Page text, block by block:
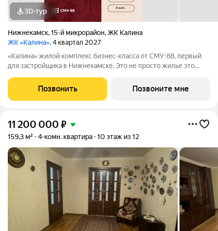
3D-тур
Нижнекамск,15-й микрорайон,ЖК Калина
ЖК «Калина», 4 квартал 2027
«Калина» жилой комплекс бизнес-класса от СМУ-88, первый
для застройщика в Нижнекамске. Это не просто жилье это
сделать ее ярче и насыщеннее. Мы приглашаем вас выйти за
рамки привычного вместе с ЖК
Позвонить Позвоните мне
11 200 000 ₽
159,3 м² 4-комн. квартира 10 этаж из 12